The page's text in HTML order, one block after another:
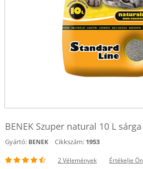
BENEK Szuper natural 10 L sárga
Gyártó: BENEK Cikkszám: 1953
2 Vélemények Értékelje